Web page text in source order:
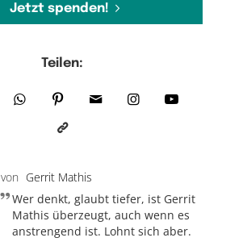
Jetzt spenden!
Teilen:
von Gerrit Mathis
Wer denkt, glaubt tiefer, ist Gerrit
Mathis überzeugt, auch wenn es
anstrengend ist. Lohnt sich aber.